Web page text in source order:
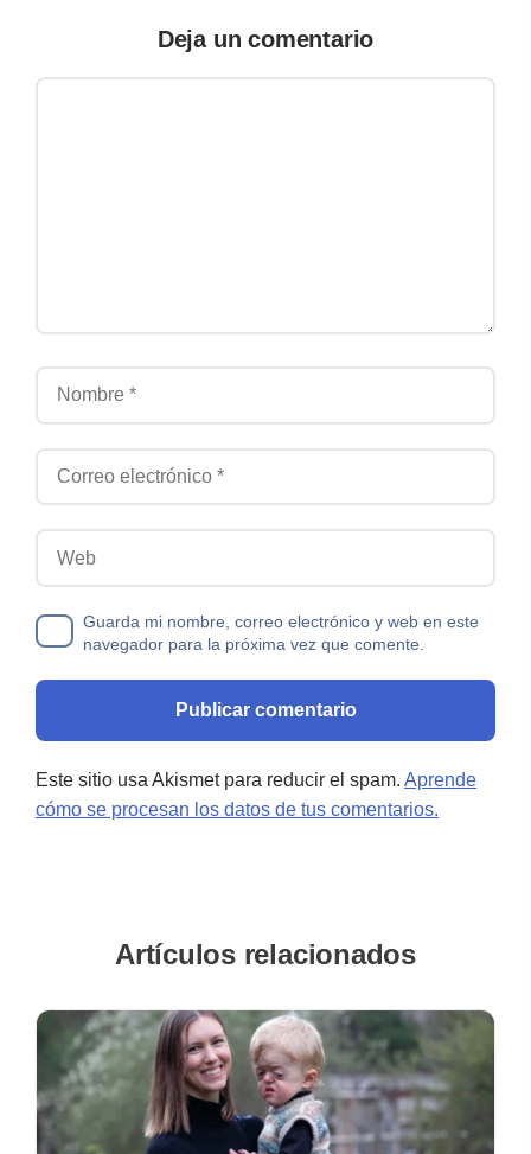
Deja un comentario
Correo electrónico
Guarda mi nombre, correo electrónico y web en este
navegador para la próxima vez que comente.
Este sitio usa Akismet para reducir el spam. Aprende
cómo se procesan los datos de tus comentarios.
Artículos relacionados